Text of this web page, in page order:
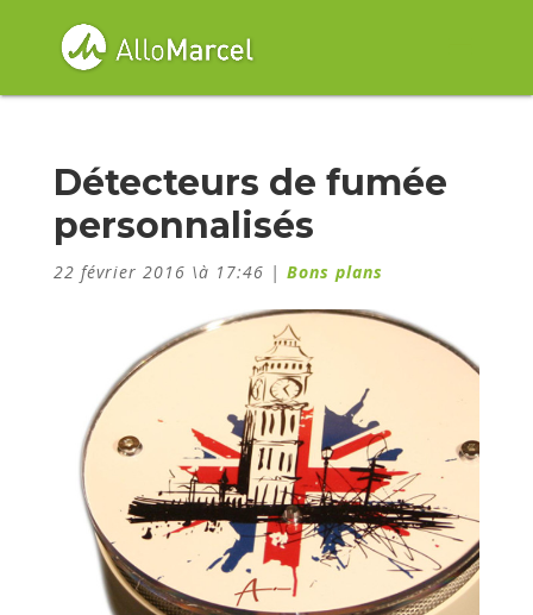
Détecteurs de fumée
personnalisés
22 février 2016 \à 17:46 | Bons plans